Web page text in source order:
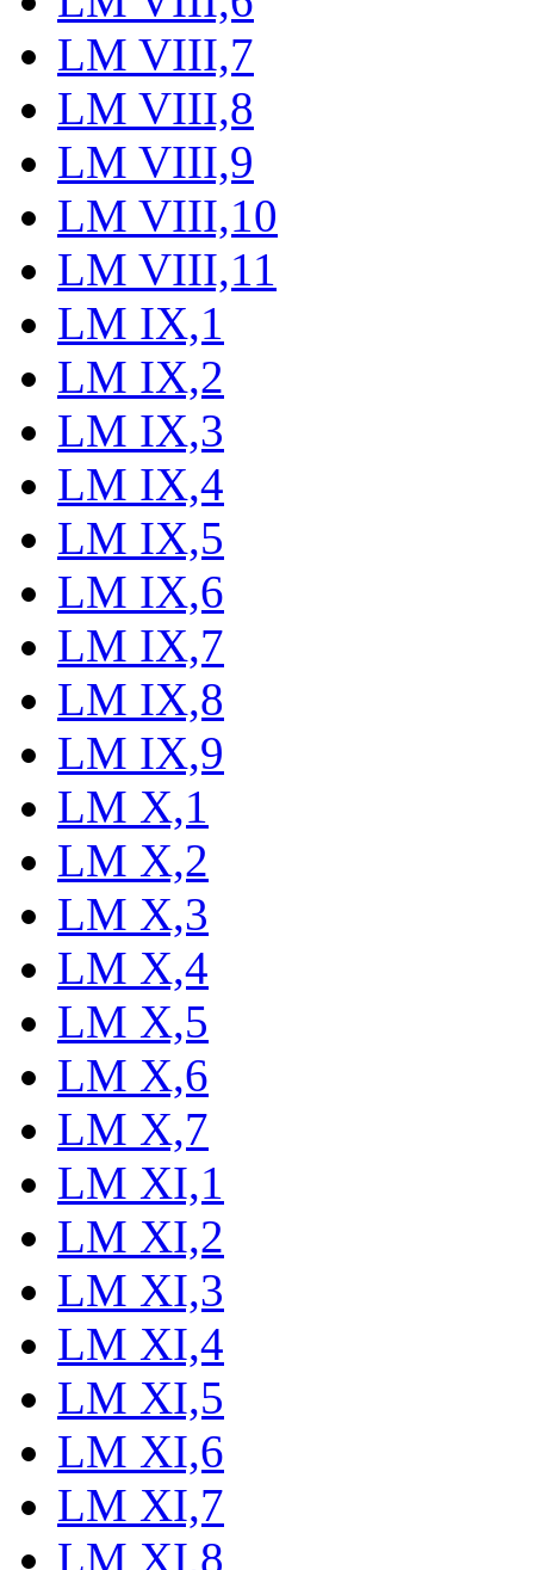
LM VIII,7
LM VIII,8
LM VIII,9
LM VIII,10
LM VIII,11
LM IX,1
LM IX,2
LM IX,3
LM IX,4
LM IX,5
LM IX,6
LM IX,7
LM IX,8
LM IX,9
LM X,1
LM X,2
LM X,3
LM X,4
LM X,5
LM X,6
LM X,7
LM XI,1
LM XI,2
LM XI,3
LM XI,4
LM XI,5
LM XI,6
LM XI,7
LM XI,8